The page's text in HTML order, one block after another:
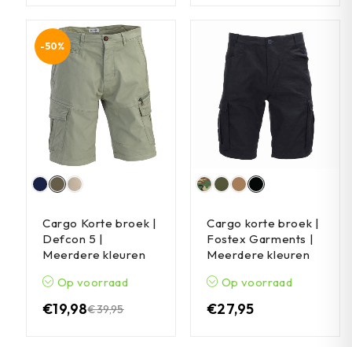
-50%
Cargo Korte broek |
Defcon 5 |
Meerdere kleuren
Op voorraad
€39,95
€19,98
Cargo korte broek |
Fostex Garments |
Meerdere kleuren
Op voorraad
€27,95